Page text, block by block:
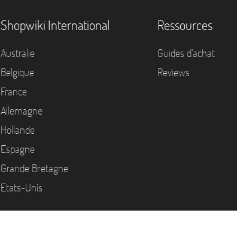
Shopwiki International
Australie
Belgique
France
Allemagne
Hollande
Espagne
Grande Bretagne
Etats-Unis
Ressources
Guides d'achat
Reviews